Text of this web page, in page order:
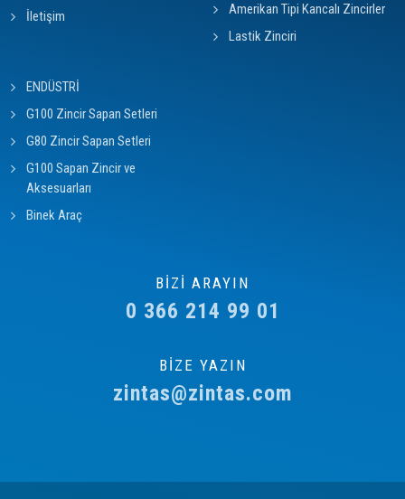
İletişim
Amerikan Tipi Kancalı Zincirler
Lastik Zinciri
ENDÜSTRİ
G100 Zincir Sapan Setleri
G80 Zincir Sapan Setleri
G100 Sapan Zincir ve
Aksesuarları
Binek Araç
BİZİ ARAYIN
0 366 214 99 01
BİZE YAZIN
zintas@zintas.com